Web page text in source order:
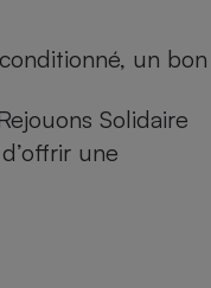
un bon
Solidaire
une